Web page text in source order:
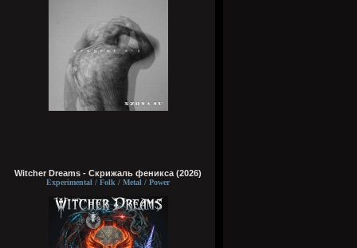
Witcher Dreams - Скрижаль феникса (2026)
Experimental / Folk / Metal / Power